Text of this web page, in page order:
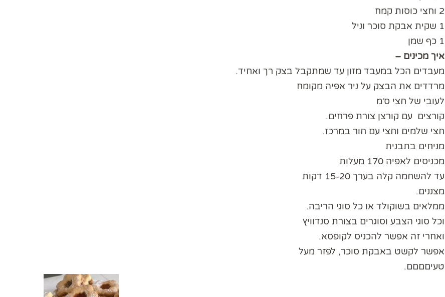
2 וחצי כוסות קמח
1 שקית אבקת סוכר וניל
1 כף שמן
איך מכינים –
מעבדים הכל במעבד מזון עד שמתקבל בצק רך ואחיד.
מרדדים את הבצק על ניר אפיה מקומח
לעובי של חצי ס׳מ
קורצים עם קורצן צורת פרחים.
חצי שלמים וחצי עם חור במרכז.
מניחים בתבנית
מכניסים לאפיה 170 מעלות
עד להשחמה קלה בערך 15-20 דקות
מצננים.
ממלאים בשוקולד או כל סוגי הריבה.
וכל סוגי הצבע וסוגרים בצורת סנדוויץ
ואחרי זה אפשר להכניס לקופסא.
אפשר לקשט באבקת סוכר, לפזר מעל
טעיםםםם.